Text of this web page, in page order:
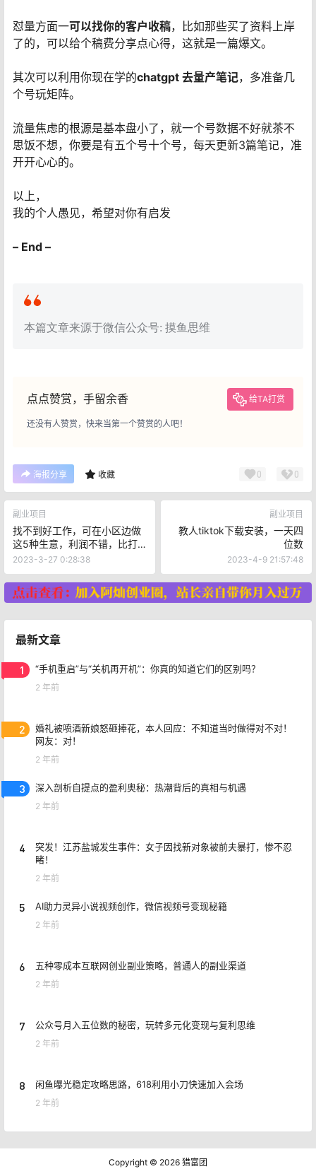
怼量方面一可以找你的客户收稿，比如那些买了资料上岸
了的，可以给个稿费分享点心得，这就是一篇爆文。
其次可以利用你现在学的chatgpt 去量产笔记，多准备几
个号玩矩阵。
流量焦虑的根源是基本盘小了，就一个号数据不好就茶不
思饭不想，你要是有五个号十个号，每天更新3篇笔记，准
开开心心的。
以上，
我的个人愚见，希望对你有启发
– End –
本篇文章来源于微信公众号: 摸鱼思维
点点赞赏，手留余香 给TA打赏
还没有人赞赏，快来当第一个赞赏的人吧！
海报分享 收藏 0 0
副业项目
找不到好工作，可在小区边做
这5种生意，利润不错，比打
工赚钱多
2023-3-27 0:28:38
副业项目
教人tiktok下载安装，一天四
位数
2023-4-9 21:57:48
最新文章
1 “手机重启”与“关机再开机”：你真的知道它们的区别吗？
2 年前
2
婚礼被喷酒新娘怒砸捧花，本人回应：不知道当时做得对不对！
网友：对！
2 年前
3 深入剖析自提点的盈利奥秘：热潮背后的真相与机遇
2 年前
4
突发！江苏盐城发生事件：女子因找新对象被前夫暴打，惨不忍
睹！
2 年前
5 AI助力灵异小说视频创作，微信视频号变现秘籍
2 年前
6 五种零成本互联网创业副业策略，普通人的副业渠道
2 年前
7 公众号月入五位数的秘密，玩转多元化变现与复利思维
2 年前
8 闲鱼曝光稳定攻略思路，618利用小刀快速加入会场
2 年前
Copyright © 2026 猎富团